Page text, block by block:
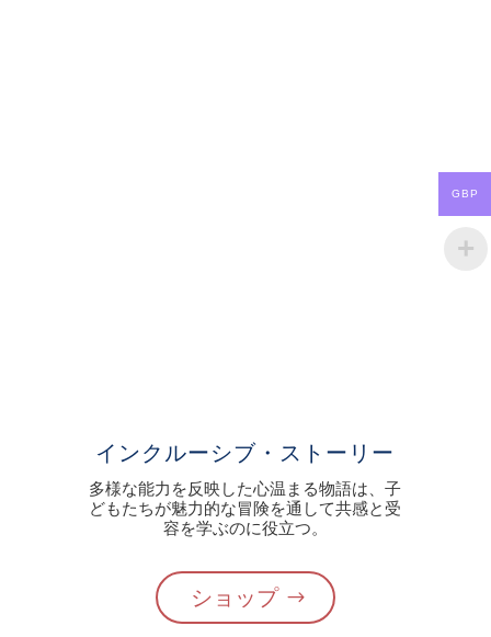
インクルーシブ・ストーリー
多様な能力を反映した心温まる物語は、子
どもたちが魅力的な冒険を通して共感と受
容を学ぶのに役立つ。
ショップ
GBP